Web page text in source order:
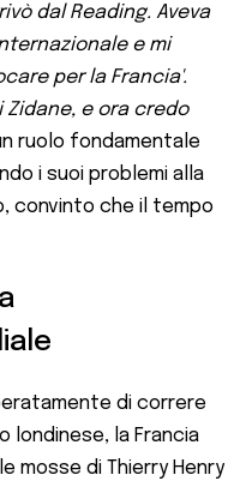
dal Reading. Aveva
e mi
per la Francia'.
Zidane, e ora credo
ruolo fondamentale
i suoi problemi alla
convinto che il tempo
di correre
londinese, la Francia
mosse di Thierry Henry